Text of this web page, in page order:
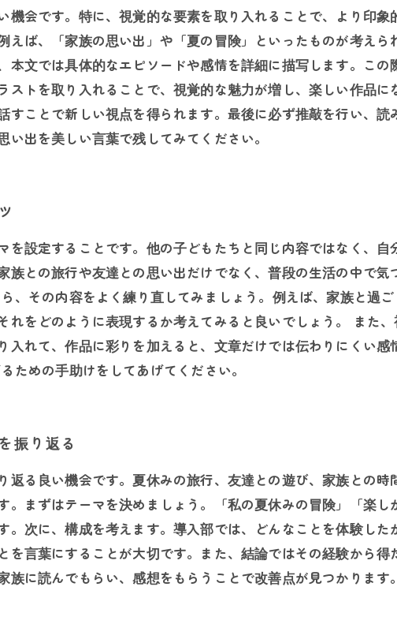
会です。特に、視覚的な要素を取り入れることで、より印象
えば、「家族の思い出」や「夏の冒険」といったものが考え
本文では具体的なエピソードや感情を詳細に描写します。こ
ストを取り入れることで、視覚的な魅力が増し、楽しい作品
ことで新しい視点を得られます。最後に必ず推敲を行い、読
出を美しい言葉で残してみてください。
設定することです。他の子どもたちと同じ内容ではなく、
族との旅行や友達との思い出だけでなく、普段の生活の中で
、その内容をよく練り直してみましょう。例えば、家族と過
れをどのように表現するか考えてみると良いでしょう。 また
れて、作品に彩りを加えると、文章だけでは伝わりにくい感
ための手助けをしてあげてください。
振り返る
る良い機会です。夏休みの旅行、友達との遊び、家族との時
まずはテーマを決めましょう。「私の夏休みの冒険」「楽し
次に、構成を考えます。導入部では、どんなことを体験し
言葉にすることが大切です。また、結論ではその経験から得
に読んでもらい、感想をもらうことで改善点が見つかりま